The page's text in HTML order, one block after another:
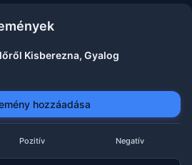
Kisberezna, Gyalog
hozzáadása
Pozitív Negatív